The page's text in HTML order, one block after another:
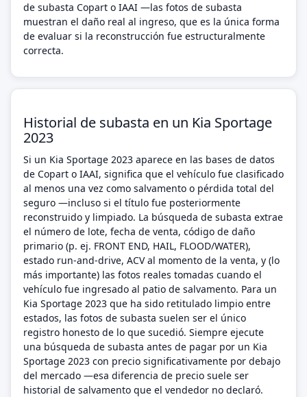
de subasta Copart o IAAI —las fotos de subasta
muestran el daño real al ingreso, que es la única forma
de evaluar si la reconstrucción fue estructuralmente
correcta.
Historial de subasta en un Kia Sportage
2023
Si un Kia Sportage 2023 aparece en las bases de datos
de Copart o IAAI, significa que el vehículo fue clasificado
al menos una vez como salvamento o pérdida total del
seguro —incluso si el título fue posteriormente
reconstruido y limpiado. La búsqueda de subasta extrae
el número de lote, fecha de venta, código de daño
primario (p. ej. FRONT END, HAIL, FLOOD/WATER),
estado run-and-drive, ACV al momento de la venta, y (lo
más importante) las fotos reales tomadas cuando el
vehículo fue ingresado al patio de salvamento. Para un
Kia Sportage 2023 que ha sido retitulado limpio entre
estados, las fotos de subasta suelen ser el único
registro honesto de lo que sucedió. Siempre ejecute
una búsqueda de subasta antes de pagar por un Kia
Sportage 2023 con precio significativamente por debajo
del mercado —esa diferencia de precio suele ser
historial de salvamento que el vendedor no declaró.